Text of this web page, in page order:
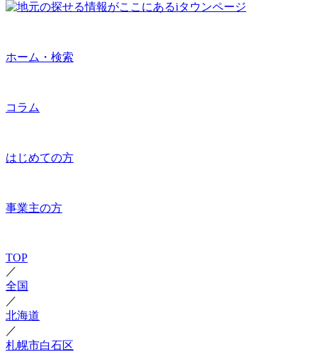
ホーム・検索
コラム
はじめての方
事業主の方
TOP
／
全国
／
北海道
／
札幌市白石区